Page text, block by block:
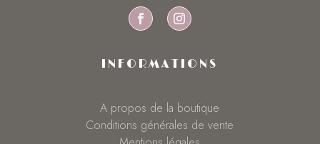
INFORMATIONS
A propos de la boutique
Conditions générales de vente